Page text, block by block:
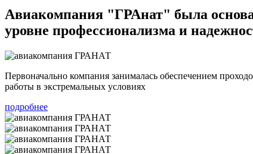
Авиакомпания "ГРАнат" была
уровне профессионализма и
Первоначально компания занималась обеспечением
работы в экстремальных условиях
подробнее